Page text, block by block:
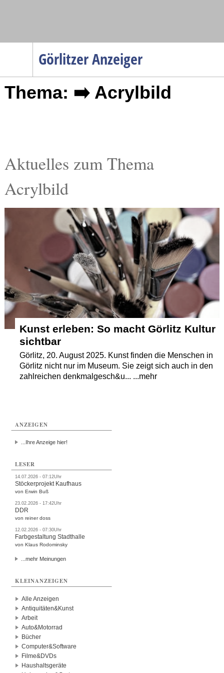
Görlitzer Anzeiger
Menüpunkte
Startseite
Verkehr
Gesundheit
Thema: ➡️ Acrylbild
Aktuelles zum Thema
Acrylbild
Kunst erleben: So macht Görlitz Kultur
sichtbar
Görlitz, 20. August 2025. Kunst finden die Menschen in
Görlitz nicht nur im Museum. Sie zeigt sich auch in den
zahlreichen denkmalgesch&u... ...mehr
ANZEIGEN
...Ihre Anzeige hier!
LESER
14.07.2026 - 07:12Uhr
Stöckerprojekt Kaufhaus
von Erwin Buß
23.02.2026 - 17:42Uhr
DDR
von reiner doss
12.02.2026 - 07:30Uhr
Farbgestaltung Stadthalle
von Klaus Rodominsky
...mehr Meinungen
KLEINANZEIGEN
Alle Anzeigen
Antiquitäten&Kunst
Arbeit
Auto&Motorrad
Bücher
Computer&Software
Filme&DVDs
Haushaltsgeräte